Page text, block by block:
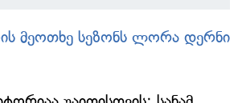
მეოთხე სეზონს ლორა დერნი